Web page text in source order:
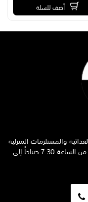
أضف للسلة
والمستلزمات المنزلية
بجودة عالية وبأسعار مميزة . أوقات التوصيل من الساعة 7:30 صباحاً إلى